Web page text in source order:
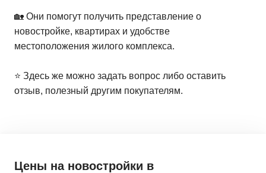
🏡 Они помогут получить представление о
новостройке, квартирах и удобстве
местоположения жилого комплекса.
⭐️ Здесь же можно задать вопрос либо оставить
отзыв, полезный другим покупателям.
Цены на новостройки в